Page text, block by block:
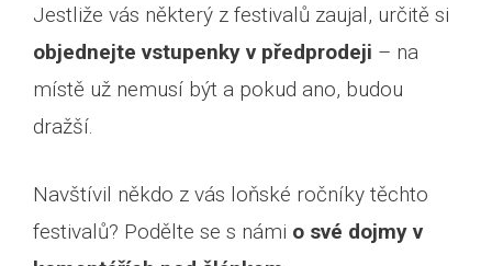
Jestliže vás některý z festivalů zaujal, určitě si
objednejte vstupenky v předprodeji – na
místě už nemusí být a pokud ano, budou
dražší.
Navštívil někdo z vás loňské ročníky těchto
festivalů? Podělte se s námi o své dojmy v